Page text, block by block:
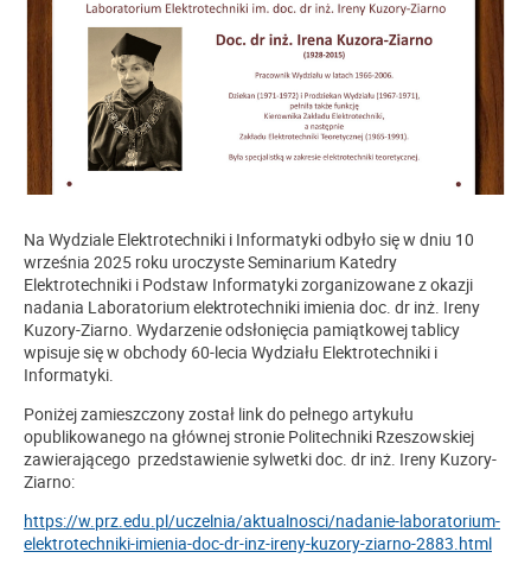
Na Wydziale Elektrotechniki i Informatyki odbyło się w dniu 10
września 2025 roku uroczyste Seminarium Katedry
Elektrotechniki i Podstaw Informatyki zorganizowane z okazji
nadania Laboratorium elektrotechniki imienia doc. dr inż. Ireny
Kuzory-Ziarno. Wydarzenie odsłonięcia pamiątkowej tablicy
wpisuje się w obchody 60-lecia Wydziału Elektrotechniki i
Informatyki.
Poniżej zamieszczony został link do pełnego artykułu
opublikowanego na głównej stronie Politechniki Rzeszowskiej
zawierającego przedstawienie sylwetki doc. dr inż. Ireny Kuzory-
Ziarno:
https://w.prz.edu.pl/uczelnia/aktualnosci/nadanie-laboratorium-
elektrotechniki-imienia-doc-dr-inz-ireny-kuzory-ziarno-2883.html